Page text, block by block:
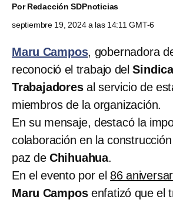
PorRedacción SDPnoticias
septiembre 19, 2024 a las 14:11 GMT-6
Maru Campos, gobernadora
reconoció el trabajo del
Trabajadoresal servicio de
miembros de la organización.
En su mensaje, destacó la
colaboración en la
paz de Chihuahua.
En el evento por el 86
Maru Camposenfatizó que el